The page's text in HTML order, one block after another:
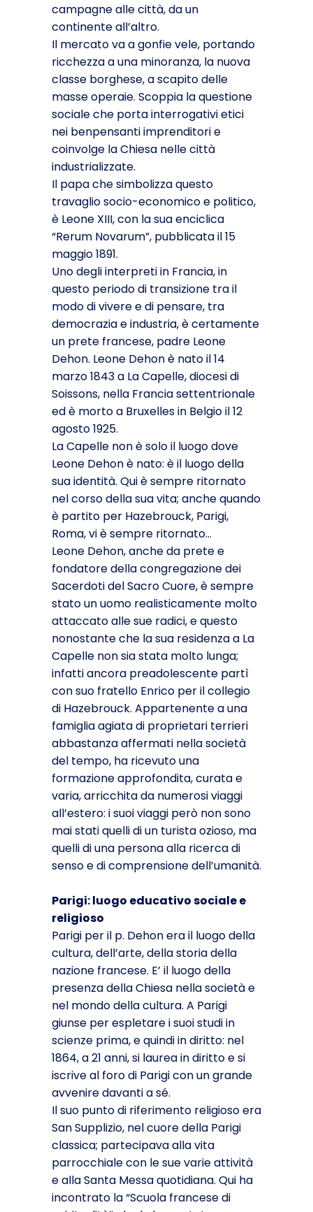
campagne alle città, da un
continente all’altro.
Il mercato va a gonfie vele, portando
ricchezza a una minoranza, la nuova
classe borghese, a scapito delle
masse operaie. Scoppia la questione
sociale che porta interrogativi etici
nei benpensanti imprenditori e
coinvolge la Chiesa nelle città
industrializzate.
Il papa che simbolizza questo
travaglio socio-economico e politico,
è Leone XIII, con la sua enciclica
“Rerum Novarum”, pubblicata il 15
maggio 1891.
Uno degli interpreti in Francia, in
questo periodo di transizione tra il
modo di vivere e di pensare, tra
democrazia e industria, è certamente
un prete francese, padre Leone
Dehon. Leone Dehon è nato il 14
marzo 1843 a La Capelle, diocesi di
Soissons, nella Francia settentrionale
ed è morto a Bruxelles in Belgio il 12
agosto 1925.
La Capelle non è solo il luogo dove
Leone Dehon è nato: è il luogo della
sua identità. Qui è sempre ritornato
nel corso della sua vita; anche quando
è partito per Hazebrouck, Parigi,
Roma, vi è sempre ritornato…
Leone Dehon, anche da prete e
fondatore della congregazione dei
Sacerdoti del Sacro Cuore, è sempre
stato un uomo realisticamente molto
attaccato alle sue radici, e questo
nonostante che la sua residenza a La
Capelle non sia stata molto lunga;
infatti ancora preadolescente partì
con suo fratello Enrico per il collegio
di Hazebrouck. Appartenente a una
famiglia agiata di proprietari terrieri
abbastanza affermati nella società
del tempo, ha ricevuto una
formazione approfondita, curata e
varia, arricchita da numerosi viaggi
all’estero: i suoi viaggi però non sono
mai stati quelli di un turista ozioso, ma
quelli di una persona alla ricerca di
senso e di comprensione dell’umanità.
Parigi: luogo educativo sociale e
religioso
Parigi per il p. Dehon era il luogo della
cultura, dell’arte, della storia della
nazione francese. E’ il luogo della
presenza della Chiesa nella società e
nel mondo della cultura. A Parigi
giunse per espletare i suoi studi in
scienze prima, e quindi in diritto: nel
1864, a 21 anni, si laurea in diritto e si
iscrive al foro di Parigi con un grande
avvenire davanti a sé.
Il suo punto di riferimento religioso era
San Supplizio, nel cuore della Parigi
classica; partecipava alla vita
parrocchiale con le sue varie attività
e alla Santa Messa quotidiana. Qui ha
incontrato la “Scuola francese di